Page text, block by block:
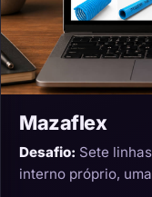
Mazaflex
Desafio: Sete
interno próprio,